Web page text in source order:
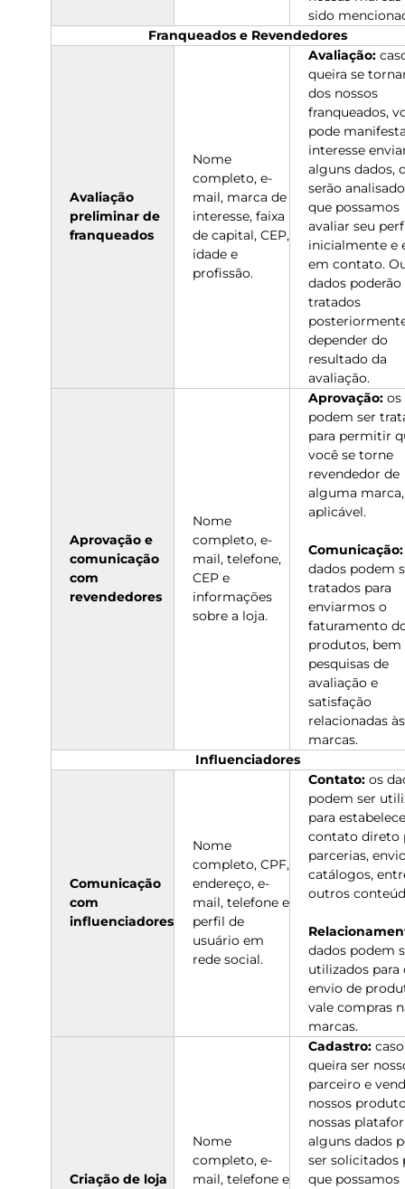
sido
Franqueados e Revendedores
Avaliação
preliminar de
franqueados
Nome
completo, e-
mail, marca de
interesse, faixa
de capital, CEP,
idade e
profissão.
Avaliação:
queira se
dos nossos
franqueados,
pode
interesse
alguns dados,
serão
que possamos
avaliar seu
inicialmente e
em contato.
dados poderão
tratados
depender do
resultado da
avaliação.
Aprovação e
comunicação
com
revendedores
Nome
completo, e-
mail, telefone,
CEP e
informações
sobre a loja.
Aprovação: os
podem ser
para permitir
você se torne
revendedor de
alguma
aplicável.
Comunicação:
dados podem
tratados para
enviarmos o
faturamento
produtos,
pesquisas de
avaliação e
satisfação
relacionadas às
marcas.
Influenciadores
Comunicação
com
influenciadores
Nome
completo, CPF,
endereço, e-
mail, telefone e
perfil de
usuário em
rede social.
Contato: os
podem ser
para
contato direto
parcerias,
catálogos,
outros
dados podem
utilizados para
envio de
vale compras
marcas.
Criação de loja
Nome
completo, e-
mail, telefone e
Cadastro:
queira ser
parceiro e
nossos
nossas
alguns dados
ser solicitados
que possamos